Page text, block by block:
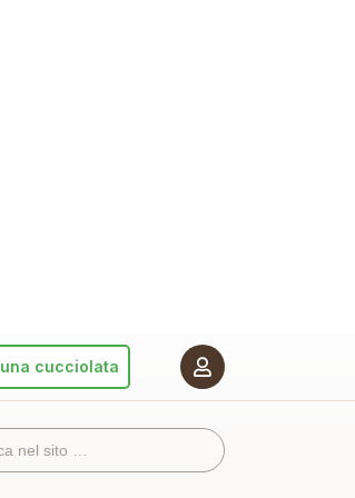
una cucciolata